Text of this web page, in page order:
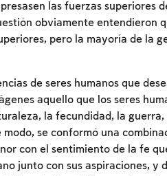
las fuerzas superiores
obviamente entendieron
pero la mayoría de la
de seres humanos que
aquello que los seres
la fecundidad, la guerra,
se conformó una
con el sentimiento de la fe
junto con sus aspiraciones, y
conectarse a su